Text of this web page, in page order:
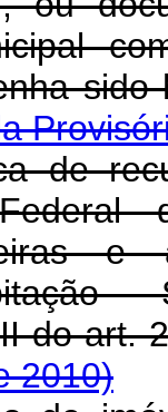
de
e
-
do art. 2
2010)